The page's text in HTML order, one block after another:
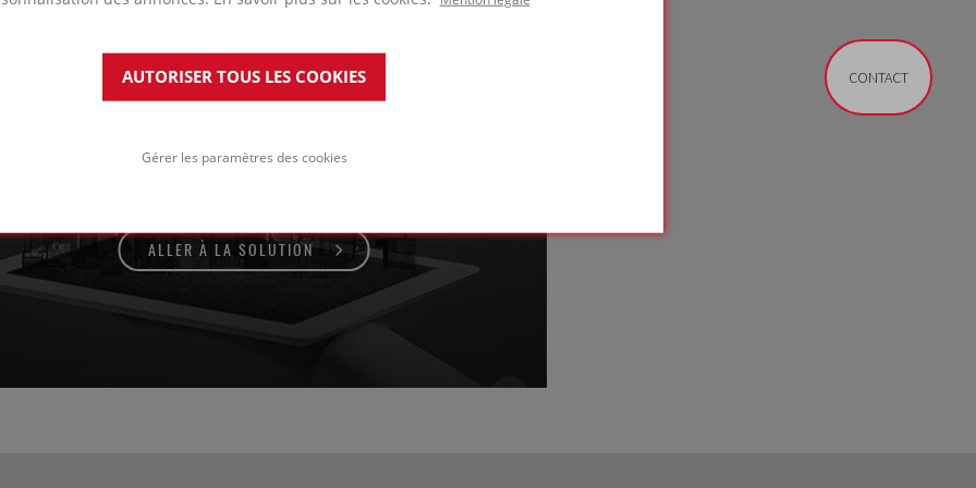
AUTORISER TOUS LES COOKIES
Gérer les paramètres des cookies
de couverture métallique à joint debout
ALLER À LA SOLUTION
CONTACT